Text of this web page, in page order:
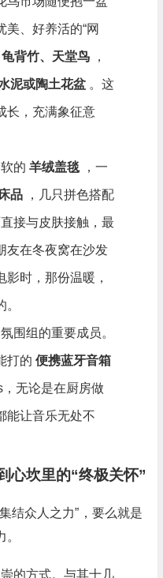
、好养活的“网
背竹、天堂鸟 ，
泥或陶土花盆 。这
长，充满象征意
的 羊绒盖毯 ，一
品 ，几只拼色搭配
接与皮肤接触，最
友在冬夜窝在沙发
时，那份温暖，
围组的重要成员。
打的 便携蓝牙音箱
，无论是在厨房做
能让音乐无处不
心坎里的“终极关怀”
结众人之力”，要么就是
的方式。与其十几